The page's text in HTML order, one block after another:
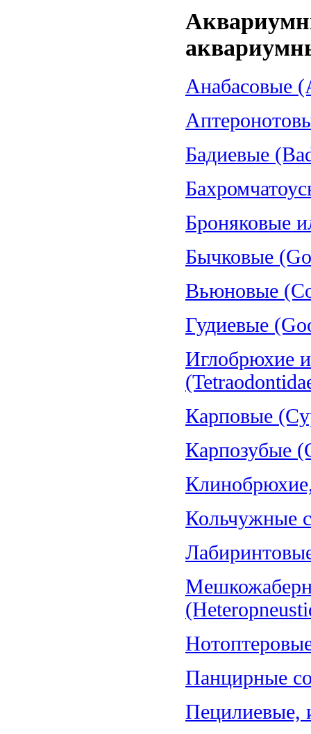
Анабасовые
Бадиевые
Броняковые
Бычковые
Вьюновые
Гудиевые
Иглобрюхие
Карповые
Карпозубые
Кольчужные
Панцирные
Пецилиевые,